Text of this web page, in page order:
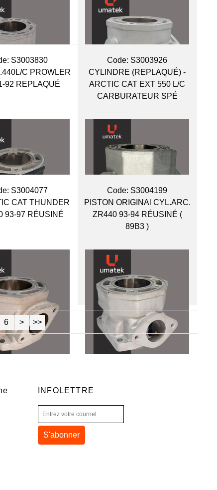
S3003830
C PROWLER
92 REPLAQUÉ
Code: S3003926
CYLINDRE (REPLAQUÉ) -
ARCTIC CAT EXT 550 L/C
CARBURATEUR SPÉ
S3004077
CAT THUNDER
93-97 RÉUSINÉ
Code: S3004199
PISTON ORIGINAl CYL.ARC.
ZR440 93-94 RÉUSINÉ (
89B3 )
6 > >>
INFOLETTRE
S'abonner